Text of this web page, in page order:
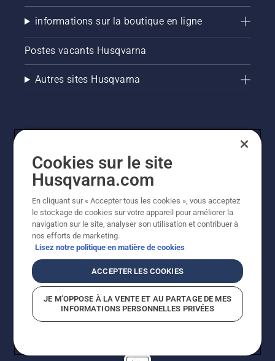
informations sur la boutique en ligne
Postes vacants Husqvarna
Autres sites Husqvarna
© Husqvarna AB (publ). Tous droits réservés. Les prix
indiqués sont des prix de vente conseillés. Tous les prix
indiqués sont des prix de vente recommandés (TVA
incluse), sauf si le produit est disponible pour un achat
direct.
Politique relative aux cookiesConditions d'utilisation
Cookies sur le site
Husqvarna.com
En cliquant sur « Accepter tous les cookies », vous acceptez
le stockage de cookies sur votre appareil pour améliorer la
navigation sur le site, analyser son utilisation et contribuer à
nos efforts de marketing.
Lisez notre politique en matière de cookies
ACCEPTER LES COOKIES
JE M’OPPOSE À LA VENTE ET AU PARTAGE DE MES
INFORMATIONS PERSONNELLES PRIVÉES